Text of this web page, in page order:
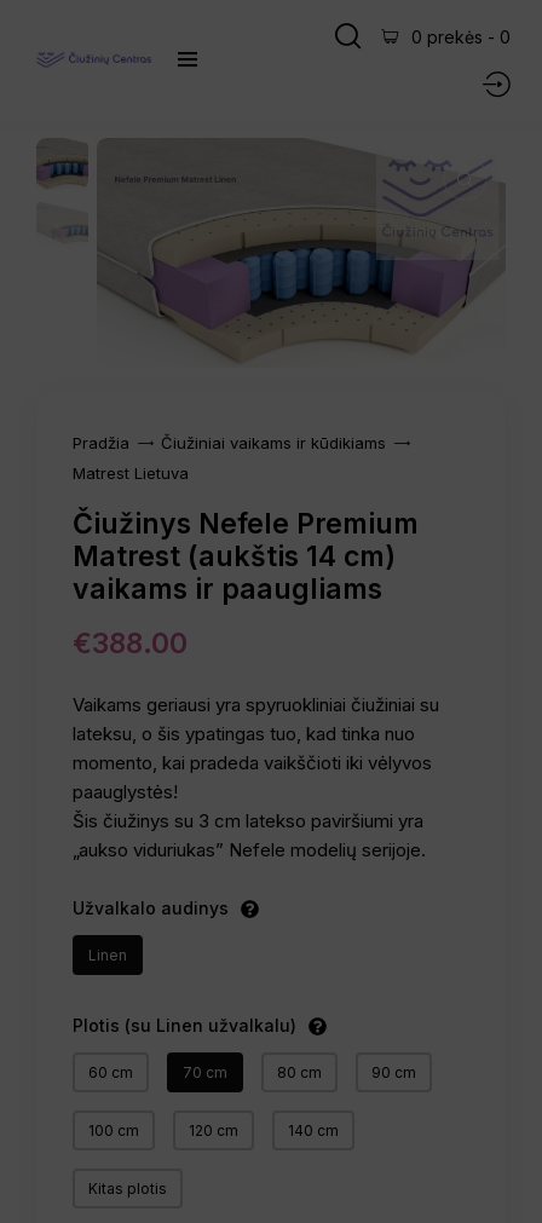
0 prekės - 0
Pradžia
Čiužiniai vaikams ir kūdikiams
Matrest Lietuva
Čiužinys Nefele Premium
Matrest (aukštis 14 cm)
vaikams ir paaugliams
€388.00
Vaikams geriausi yra spyruokliniai čiužiniai su
lateksu, o šis ypatingas tuo, kad tinka nuo
momento, kai pradeda vaikščioti iki vėlyvos
paauglystės!
Šis čiužinys su 3 cm latekso paviršiumi yra
„aukso viduriukas” Nefele modelių serijoje.
Užvalkalo audinys
Linen
Plotis (su Linen užvalkalu)
60 cm 70 cm 80 cm 90 cm
100 cm 120 cm 140 cm
Kitas plotis